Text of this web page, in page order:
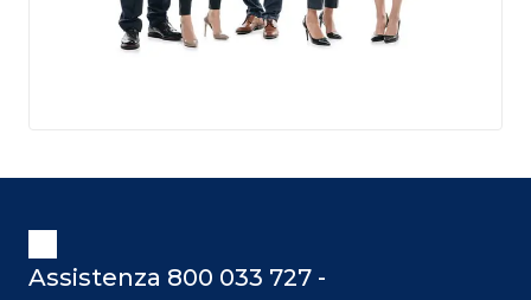
Assistenza 800 033 727 -